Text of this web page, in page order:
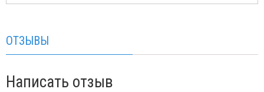
ОТЗЫВЫ
Написать отзыв